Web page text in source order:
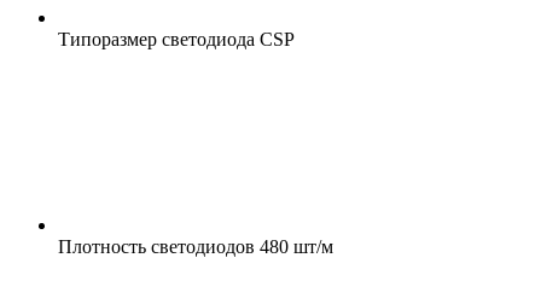
Типоразмер светодиода CSP
Плотность светодиодов 480 шт/м